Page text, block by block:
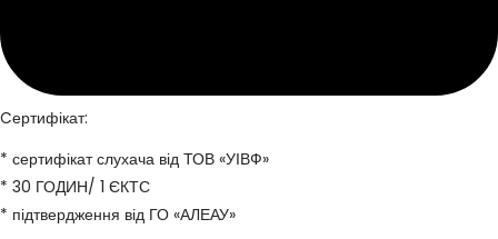
Cертифікат:
* сертифікат слухача від ТОВ «УІВФ»
* 30 ГОДИН/ 1 ЄКТС
* підтвердження від ГО «АЛЕАУ»